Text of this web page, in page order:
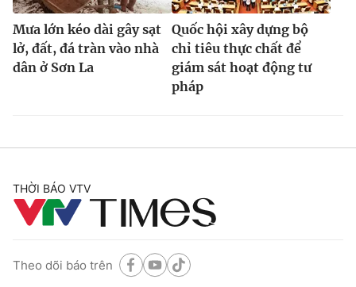
Mưa lớn kéo dài gây sạt
lở, đất, đá tràn vào nhà
dân ở Sơn La
Quốc hội xây dựng bộ
chỉ tiêu thực chất để
giám sát hoạt động tư
pháp
THỜI BÁO VTV
Theo dõi báo trên